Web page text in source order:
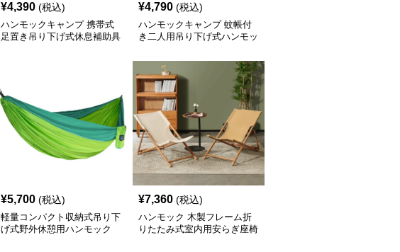
¥4,390 (税込)
ハンモックキャンプ 携帯式
足置き吊り下げ式休息補助具
¥4,790 (税込)
ハンモックキャンプ 蚊帳付
き二人用吊り下げ式ハンモッ
¥5,700 (税込)
軽量コンパクト収納式吊り下
げ式野外休憩用ハンモック
¥7,360 (税込)
ハンモック 木製フレーム折
りたたみ式室内用安らぎ座椅